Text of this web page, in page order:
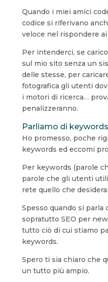
Quando i miei amici
codice si riferivano
veloce nel rispondere
Per intenderci, se
sul mio sito senza un
delle stesse, per
fotografica gli utenti
i motori di ricerca…
penalizzeranno.
Parliamo di keywords
Ho promesso, poche
keywords ed eccomi
Per keywords (parole
parole che gli utenti
rete quello che
Spesso quando si parla
sopratutto SEO per
tutto ciò di cui stiamo
keywords.
Spero ti sia chiaro che
un tutto più ampio.